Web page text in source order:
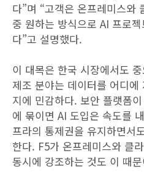
다”며 “고객은 온프레미스와
중 원하는 방식으로 AI 프로
다”고 설명했다.
이 대목은 한국 시장에서도
제조 분야는 데이터를 어디
지에 민감하다. 보안 플랫폼
에 묶이면 AI 도입은 속도를
프라의 통제권을 유지하면서
한다. F5가 온프레미스와 클
동시에 강조하는 것도 이 때